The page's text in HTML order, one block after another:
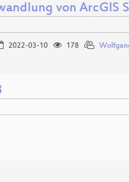
von ArcGIS
2022-03-10 178